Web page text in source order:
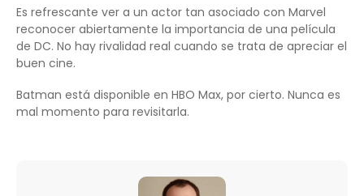
Es refrescante ver a un actor tan asociado con Marvel
reconocer abiertamente la importancia de una película
de DC. No hay rivalidad real cuando se trata de apreciar el
buen cine.
Batman está disponible en HBO Max, por cierto. Nunca es
mal momento para revisitarla.